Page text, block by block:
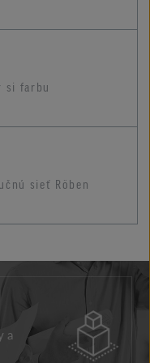
si farbu
sieť Röben
a